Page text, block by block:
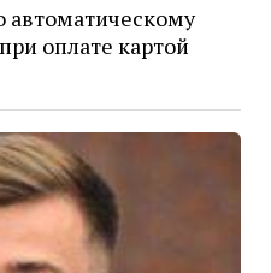
автоматическому
оплате картой